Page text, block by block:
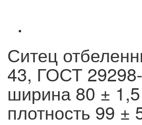
Ситец
43, ГОСТ
ширина 80 ±
плотность 99 ±